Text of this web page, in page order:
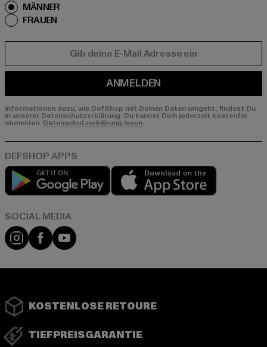
MÄNNER
FRAUEN
ANMELDEN
Informationen dazu, wie DefShop mit Deinen Daten umgeht, findest Du
in unserer Datenschutzerklärung. Du kannst Dich jederzeit kostenfei
abmelden. Datenschutzerklärung lesen.
Play market
Instagram
FacebookYouTube
KOSTENLOSE RETOURE
TIEFPREISGARANTIE